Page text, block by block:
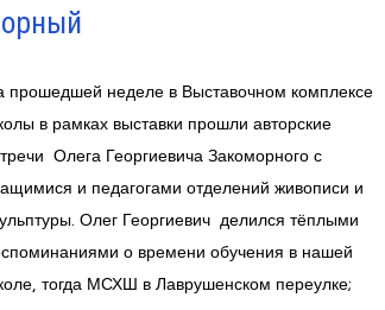
прошедшей неделе в Выставочном комплексе
в рамках выставки прошли авторские
Олега Георгиевича Закоморного с
и педагогами отделений живописи и
Олег Георгиевич делился тёплыми
о времени обучения в нашей
тогда МСХШ в Лаврушенском переулке;